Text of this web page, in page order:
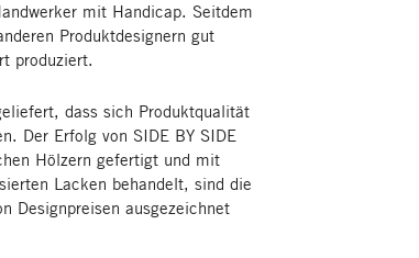
mit Handicap. Seitdem
Produktdesignern gut
produziert.
dass sich Produktqualität
Der Erfolg von SIDE BY SIDE
Hölzern gefertigt und mit
Lacken behandelt, sind die
Designpreisen ausgezeichnet